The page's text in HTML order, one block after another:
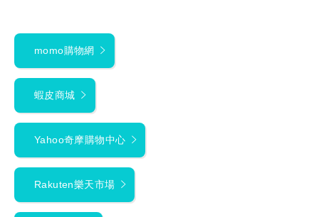
momo購物網
蝦皮商城
Yahoo奇摩購物中心
Rakuten樂天市場